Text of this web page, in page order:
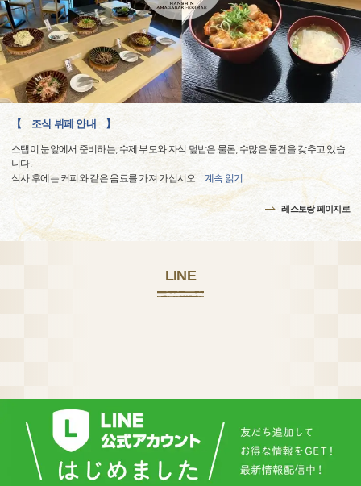
【 조식 뷔페 안내 】
스탭이 눈앞에서 준비하는, 수제 부모와 자식 덮밥은 물론, 수많은 물건을 갖추고 있습
니다.
식사 후에는 커피와 같은 음료를 가져 가십시오…계속 읽기
레스토랑 페이지로
LINE